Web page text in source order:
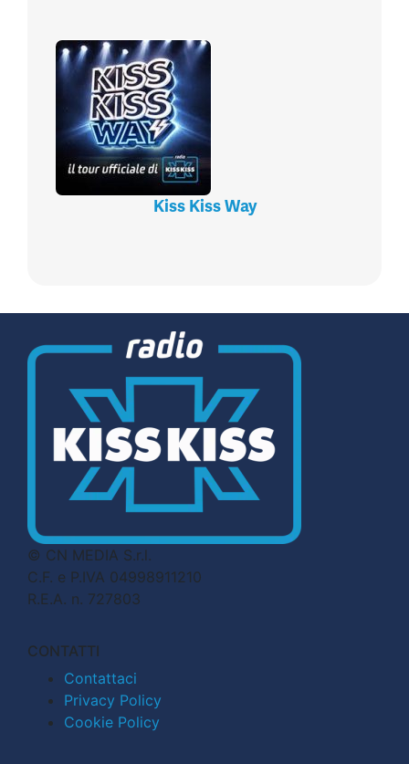
Kiss Kiss Way
© CN MEDIA S.r.l.
C.F. e P.IVA 04998911210
R.E.A. n. 727803
CONTATTI
Contattaci
Privacy Policy
Cookie Policy